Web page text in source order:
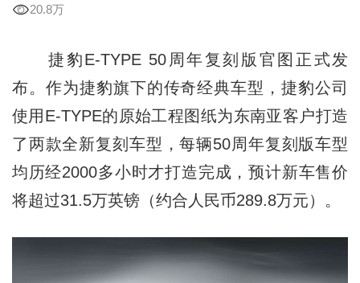
20.8万
捷豹E-TYPE 50周年复刻版官图正式发
布。作为捷豹旗下的传奇经典车型，捷豹公司
使用E-TYPE的原始工程图纸为东南亚客户打造
了两款全新复刻车型，每辆50周年复刻版车型
均历经2000多小时才打造完成，预计新车售价
将超过31.5万英镑（约合人民币289.8万元）。